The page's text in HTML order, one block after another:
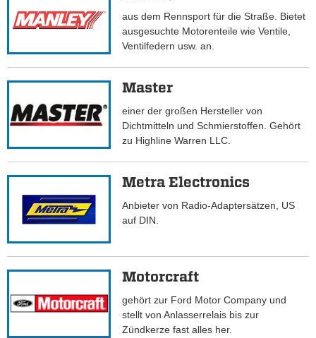
aus dem Rennsport für die Straße. Bietet
ausgesuchte Motorenteile wie Ventile,
Ventilfedern usw. an.
Master
einer der großen Hersteller von
Dichtmitteln und Schmierstoffen. Gehört
zu Highline Warren LLC.
Metra Electronics
Anbieter von Radio-Adaptersätzen, US
auf DIN.
Motorcraft
gehört zur Ford Motor Company und
stellt von Anlasserrelais bis zur
Zündkerze fast alles her.